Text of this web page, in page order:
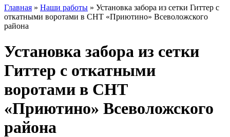
Главная » Наши работы » Установка забора из сетки Гиттер с
откатными воротами в СНТ «Приютино» Всеволожского
района
Установка забора из сетки
Гиттер с откатными
воротами в СНТ
«Приютино» Всеволожского
района